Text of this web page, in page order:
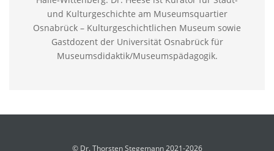
und Kulturgeschichte am Museumsquartier
Osnabrück – Kulturgeschichtlichen Museum sowie
Gastdozent der Universität Osnabrück für
Museumsdidaktik/Museumspädagogik.
© Dr. Thorsten Stegemann 2021-2026